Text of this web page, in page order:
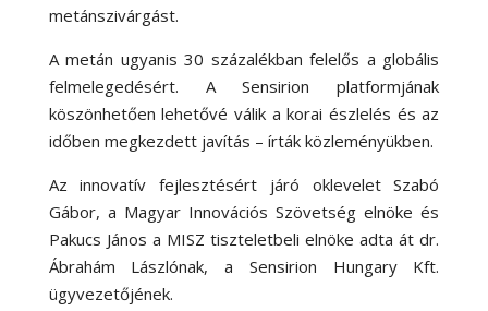
metánszivárgást.
A metán ugyanis 30 százalékban felelős a globális
felmelegedésért. A Sensirion platformjának
köszönhetően lehetővé válik a korai észlelés és az
időben megkezdett javítás – írták közleményükben.
Az innovatív fejlesztésért járó oklevelet Szabó
Gábor, a Magyar Innovációs Szövetség elnöke és
Pakucs János a MISZ tiszteletbeli elnöke adta át dr.
Ábrahám Lászlónak, a Sensirion Hungary Kft.
ügyvezetőjének.